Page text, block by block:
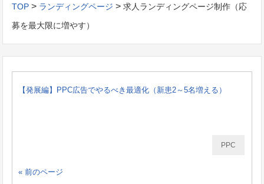
TOP > ランディングページ >求人ランディングページ制作（応
募を最大限に増やす）
【発展編】PPC広告でやるべき最適化（新患2～5名増える）
PPC
« 前のページ